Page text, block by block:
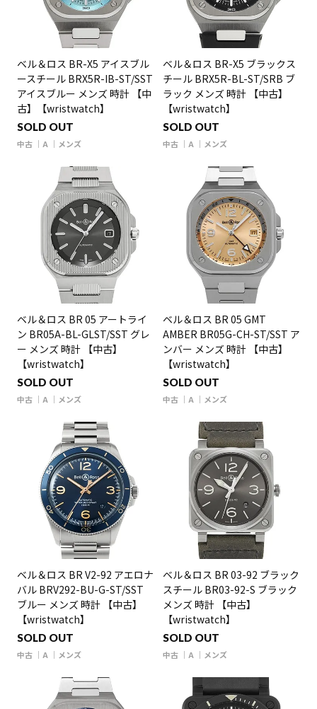
ベル＆ロス BR-X5 アイスブル
ースチール BRX5R-IB-ST/SST
アイスブルー メンズ 時計 【中
古】【wristwatch】
SOLD OUT
中古 A メンズ
ベル＆ロス BR-X5 ブラックス
チール BRX5R-BL-ST/SRB ブ
ラック メンズ 時計 【中古】
【wristwatch】
SOLD OUT
中古 A メンズ
ベル＆ロス BR 05 アートライ
ン BR05A-BL-GLST/SST グレ
ー メンズ 時計 【中古】
【wristwatch】
SOLD OUT
中古 A メンズ
ベル＆ロス BR 05 GMT
AMBER BR05G-CH-ST/SST ア
ンバー メンズ 時計 【中古】
【wristwatch】
SOLD OUT
中古 A メンズ
ベル＆ロス BR V2-92 アエロナ
バル BRV292-BU-G-ST/SST
ブルー メンズ 時計 【中古】
【wristwatch】
SOLD OUT
中古 A メンズ
ベル＆ロス BR 03-92 ブラック
スチール BR03-92-S ブラック
メンズ 時計 【中古】
【wristwatch】
SOLD OUT
中古 A メンズ